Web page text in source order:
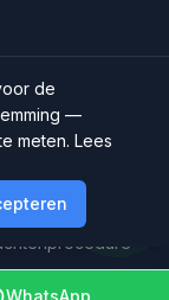
WhatsApp
de
—
meten. Lees